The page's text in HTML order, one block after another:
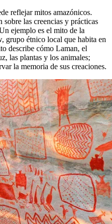
reflejar mitos amazónicos.
las creencias y prácticas
ejemplo es el mito de la
grupo étnico local que habita en
describe cómo Laman, el
las plantas y los animales;
la memoria de sus creaciones.